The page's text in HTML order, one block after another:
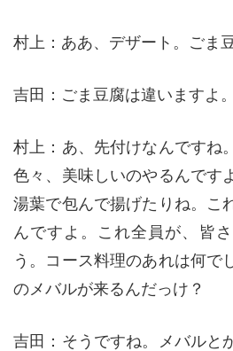
村上：ああ、デザート。ごま
吉田：ごま豆腐は違いますよ
村上：あ、先付けなんですね
色々、美味しいのやるんです
湯葉で包んで揚げたりね。こ
んですよ。これ全員が、皆
う。コース料理のあれは何で
のメバルが来るんだっけ？
吉田：そうですね。メバルと